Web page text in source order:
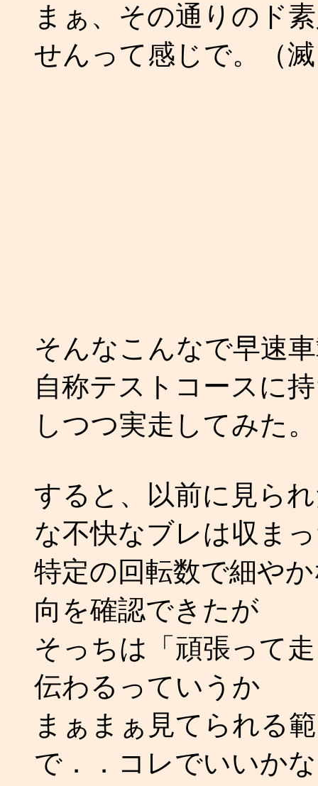
まぁ、その通りのド
せんって感じで。（滅
そんなこんなで早速
自称テストコースに
しつつ実走してみた。
すると、以前に見ら
な不快なブレは収ま
特定の回転数で細や
向を確認できたが
そっちは「頑張って
伝わるっていうか
まぁまぁ見てられる
で．．コレでいいか